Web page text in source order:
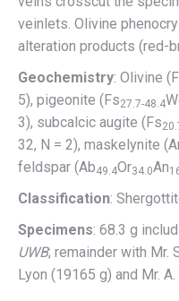
veinlets. Olivine
alteration products (red-
Geochemistry: Olivine
5), pigeonite (Fs27.7-48.4
3), subcalcic augite (Fs
32, N = 2), maskelynite
feldspar (Ab49.4Or34.0An
Classification:
Specimens: 68.3 g
UWB; remainder with Mr.
Lyon (19165 g) and Mr.